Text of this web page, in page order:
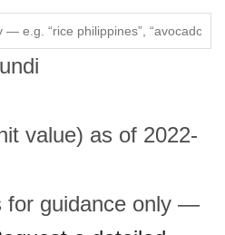
value) as of 2022-
for guidance only —